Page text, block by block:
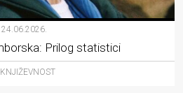
24.06.2026.
Prilog statistici
KNJIŽEVNOST